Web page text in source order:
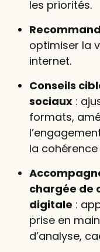
les priorités.
optimiser la
internet.
Conseils
sociaux :
formats,
la
chargée de
digitale :
prise en
d’analyse,